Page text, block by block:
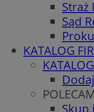
Straż
Sąd
KATALOG